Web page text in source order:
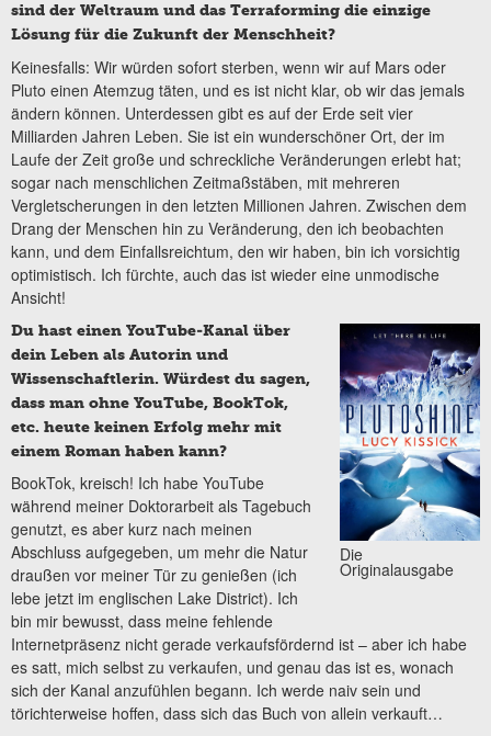
sind der Weltraum und das Terraforming die einzige
Lösung für die Zukunft der Menschheit?
Keinesfalls: Wir würden sofort sterben, wenn wir auf Mars oder
Pluto einen Atemzug täten, und es ist nicht klar, ob wir das jemals
ändern können. Unterdessen gibt es auf der Erde seit vier
Milliarden Jahren Leben. Sie ist ein wunderschöner Ort, der im
Laufe der Zeit große und schreckliche Veränderungen erlebt hat;
sogar nach menschlichen Zeitmaßstäben, mit mehreren
Vergletscherungen in den letzten Millionen Jahren. Zwischen dem
Drang der Menschen hin zu Veränderung, den ich beobachten
kann, und dem Einfallsreichtum, den wir haben, bin ich vorsichtig
optimistisch. Ich fürchte, auch das ist wieder eine unmodische
Ansicht!
Die
Originalausgabe
Du hast einen YouTube-Kanal über
dein Leben als Autorin und
Wissenschaftlerin. Würdest du sagen,
dass man ohne YouTube, BookTok,
etc. heute keinen Erfolg mehr mit
einem Roman haben kann?
BookTok, kreisch! Ich habe YouTube
während meiner Doktorarbeit als Tagebuch
genutzt, es aber kurz nach meinen
Abschluss aufgegeben, um mehr die Natur
draußen vor meiner Tür zu genießen (ich
lebe jetzt im englischen Lake District). Ich
bin mir bewusst, dass meine fehlende
Internetpräsenz nicht gerade verkaufsfördernd ist – aber ich habe
es satt, mich selbst zu verkaufen, und genau das ist es, wonach
sich der Kanal anzufühlen begann. Ich werde naiv sein und
törichterweise hoffen, dass sich das Buch von allein verkauft…